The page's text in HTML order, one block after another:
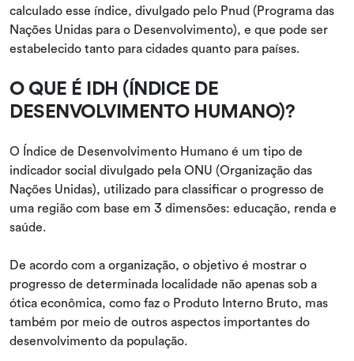
calculado esse índice, divulgado pelo Pnud (Programa das
Nações Unidas para o Desenvolvimento), e que pode ser
estabelecido tanto para cidades quanto para países.
O QUE É IDH (ÍNDICE DE
DESENVOLVIMENTO HUMANO)?
O Índice de Desenvolvimento Humano é um tipo de
indicador social divulgado pela ONU (Organização das
Nações Unidas), utilizado para classificar o progresso de
uma região com base em 3 dimensões: educação, renda e
saúde.
De acordo com a organização, o objetivo é mostrar o
progresso de determinada localidade não apenas sob a
ótica econômica, como faz o Produto Interno Bruto, mas
também por meio de outros aspectos importantes do
desenvolvimento da população.